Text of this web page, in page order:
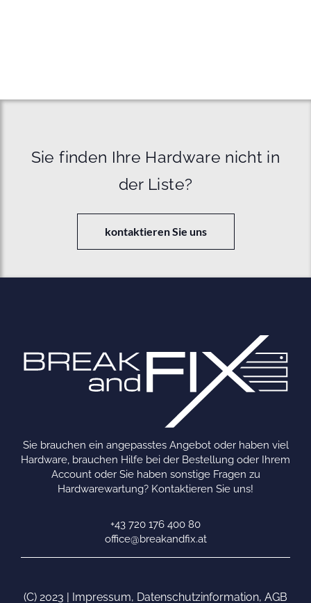
Sie finden Ihre Hardware nicht in
der Liste?
kontaktieren Sie uns
Sie brauchen ein angepasstes Angebot oder haben viel
Hardware, brauchen Hilfe bei der Bestellung oder Ihrem
Account oder Sie haben sonstige Fragen zu
Hardwarewartung? Kontaktieren Sie uns!
+43 720 176 400 80
office@breakandfix.at
(C) 2023 | Impressum, Datenschutzinformation, AGB